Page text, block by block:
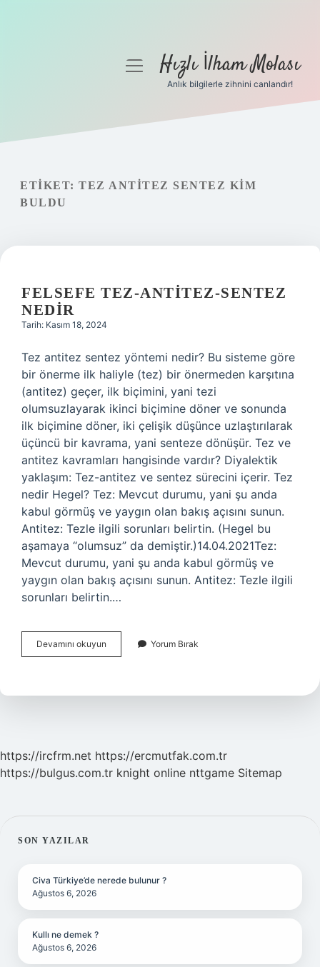
Gizlilik Politikası
Hakkımızda
menüyüHızlı İlham Molası
Anlık bilgilerle zihnini canlandır!
ETIKET: TEZ ANTITEZ SENTEZ KIM
BULDU
FELSEFE TEZ-ANTITEZ-SENTEZ
NEDIR
Tarih: Kasım 18, 2024
Tez antitez sentez yöntemi nedir? Bu sisteme göre
bir önerme ilk haliyle (tez) bir önermeden karşıtına
(antitez) geçer, ilk biçimini, yani tezi
olumsuzlayarak ikinci biçimine döner ve sonunda
ilk biçimine döner, iki çelişik düşünce uzlaştırılarak
üçüncü bir kavrama, yani senteze dönüşür. Tez ve
antitez kavramları hangisinde vardır? Diyalektik
yaklaşım: Tez-antitez ve sentez sürecini içerir. Tez
nedir Hegel? Tez: Mevcut durumu, yani şu anda
kabul görmüş ve yaygın olan bakış açısını sunun.
Antitez: Tezle ilgili sorunları belirtin. (Hegel bu
aşamaya “olumsuz” da demiştir.)14.04.2021Tez:
Mevcut durumu, yani şu anda kabul görmüş ve
yaygın olan bakış açısını sunun. Antitez: Tezle ilgili
sorunları belirtin.…
Devamını okuyun
Tez-
Nedir
Yorum Bırak
https://ircfrm.net https://ercmutfak.com.tr
https://bulgus.com.tr knight online nttgame Sitemap
SIDEBAR
SON YAZILAR
Civa Türkiye’de nerede bulunur ?
Ağustos 6, 2026
Kullı ne demek ?
Ağustos 6, 2026